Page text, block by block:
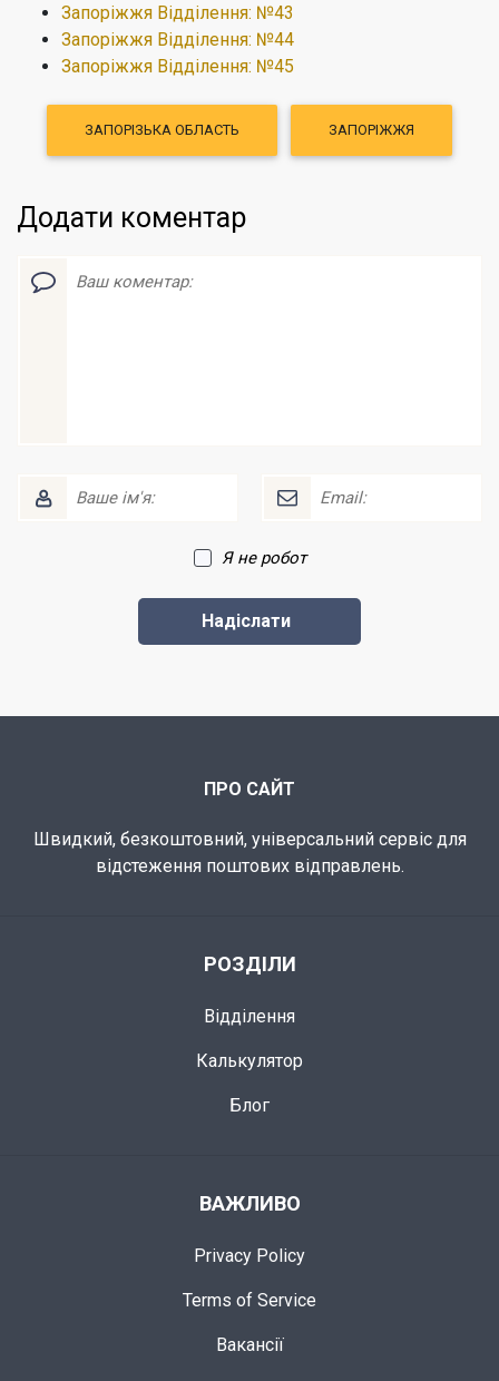
Запоріжжя Відділення: №43
Запоріжжя Відділення: №44
Запоріжжя Відділення: №45
ЗАПОРІЗЬКА ОБЛАСТЬ ЗАПОРІЖЖЯ
Додати коментар
Я не робот
ПРО САЙТ
Швидкий, безкоштовний, універсальний сервіс для
відстеження поштових відправлень.
РОЗДІЛИ
Відділення
Калькулятор
Блог
ВАЖЛИВО
Privacy Policy
Terms of Service
Вакансії